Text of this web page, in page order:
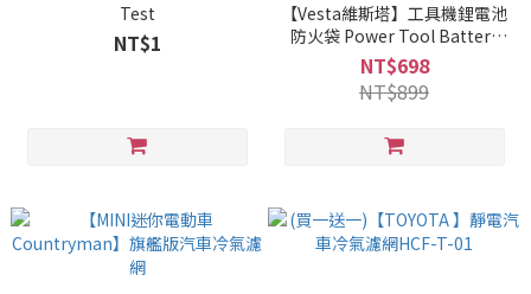
Test
NT$1
【Vesta維斯塔】工具機鋰電池
防火袋 Power Tool Battery
Fire Bag 鋰電池保護包 行動電
源保護包
NT$698
NT$899